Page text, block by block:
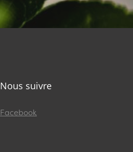
Nous suivre
Facebook